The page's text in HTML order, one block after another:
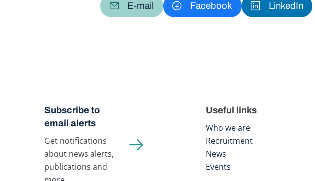
E-mail Facebook LinkedIn
Subscribe to
email alerts
Get notifications
about news alerts,
publications and
Useful links
Who we are
Recruitment
News
Events